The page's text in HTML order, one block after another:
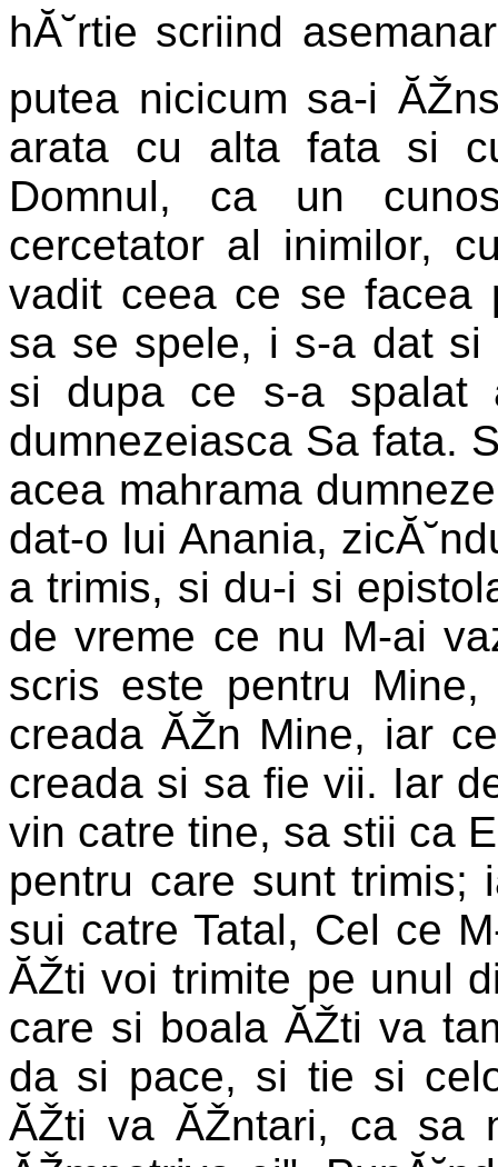
hĂ˘rtie scriind
putea nicicum sa-i
arata cu alta fata si
Domnul, ca un
cercetator al inimilor,
vadit ceea ce se facea
sa se spele, i s-a dat si
si dupa ce s-a spalat
dumnezeiasca Sa fata.
acea mahrama
dat-o lui Anania,
a trimis, si du-i si
de vreme ce nu M-ai
scris este pentru
creada ĂŽn Mine, iar
creada si sa fie vii. Iar
vin catre tine, sa stii ca
pentru care sunt
sui catre Tatal, Cel ce
ĂŽti voi trimite pe unul
care si boala ĂŽti va
da si pace, si tie si
ĂŽti va ĂŽntari, ca sa